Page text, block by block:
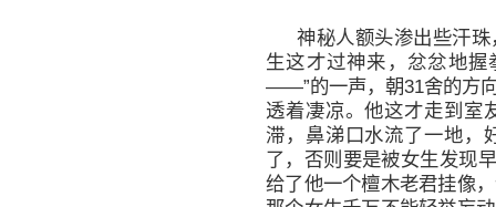
神秘人额头渗出些汗
生这才过神来，忿忿地
——”的一声，朝31舍的方
透着凄凉。他这才走到室
滞，鼻涕口水流了一地，
了，否则要是被女生发现
给了他一个檀木老君挂像